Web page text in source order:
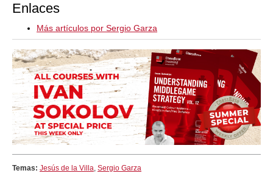
Enlaces
Más artículos por Sergio Garza
Temas: Jesús de la Villa, Sergio Garza